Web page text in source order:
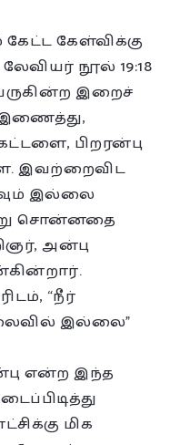
கேள்விக்கு
நூல் 19:18
இறைச்
பிறரன்பு
இவற்றைவிட
இல்லை
சொன்னதை
அன்பு
“நீர்
இல்லை”
என்ற இந்த
மிக